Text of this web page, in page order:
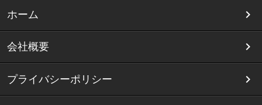
ホーム
会社概要
プライバシーポリシー